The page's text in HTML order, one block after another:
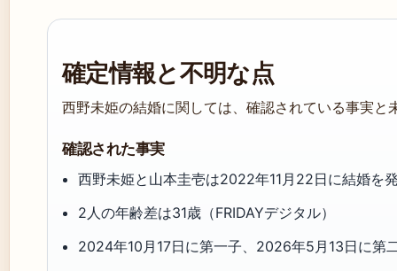
確定情報と不明な点
西野未姫の結婚に関しては、確認されている事実と
確認された事実
西野未姫と山本圭壱は2022年11月22日に結婚を
2人の年齢差は31歳（FRIDAYデジタル）
2024年10月17日に第一子、2026年5月13日に第